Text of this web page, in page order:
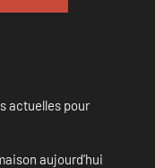
actuelles pour
aujourd’hui